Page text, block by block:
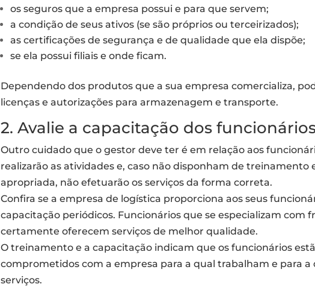
os seguros que a empresa possui e para que servem;
a condição de seus ativos (se são próprios ou terceirizados);
as certificações de segurança e de qualidade que ela dispõe;
se ela possui filiais e onde ficam.
Dependendo dos produtos que a sua empresa comercializa,
licenças e autorizações para armazenagem e transporte.
2. Avalie a capacitação dos
Outro cuidado que o gestor deve ter é em relação aos
realizarão as atividades e, caso não disponham de treinamento
apropriada, não efetuarão os serviços da forma correta.
Confira se a empresa de logística proporciona aos seus
capacitação periódicos. Funcionários que se especializam com
certamente oferecem serviços de melhor qualidade.
O treinamento e a capacitação indicam que os funcionários
comprometidos com a empresa para a qual trabalham e para a
serviços.